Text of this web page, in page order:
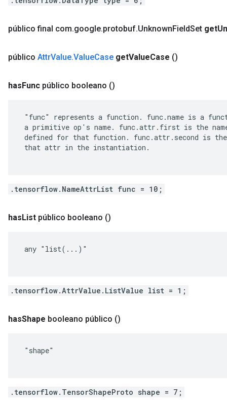
público final com.google.protobuf.UnknownFieldSet get
público AttrValue.ValueCase getValueCase ()
hasFunc público booleano ()
"func" represents a function. func.name is a
a primitive op's name. func.attr.first is the
defined for that function. func.attr.second is
that attr in the instantiation.
.tensorflow.NameAttrList func = 10;
hasList público booleano ()
any "list(...)"
.tensorflow.AttrValue.ListValue list = 1;
hasShape booleano público ()
"shape"
.tensorflow.TensorShapeProto shape = 7;